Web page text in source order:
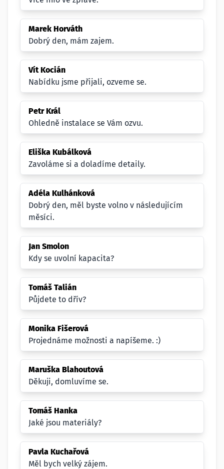
Marek Horváth
Dobrý den, mám zajem.
Vít Kocián
Nabídku jsme přijali, ozveme se.
Petr Král
Ohledně instalace se Vám ozvu.
Eliška Kubálková
Zavoláme si a doladíme detaily.
Adéla Kulhánková
Dobrý den, měl byste volno v následujícím
měsíci.
Jan Smolon
Kdy se uvolní kapacita?
Tomáš Talián
Půjdete to dřív?
Monika Fišerová
Projednáme možnosti a napíšeme. :)
Maruška Blahoutová
Děkuji, domluvíme se.
Tomáš Hanka
Jaké jsou materiály?
Pavla Kuchařová
Měl bych velký zájem.